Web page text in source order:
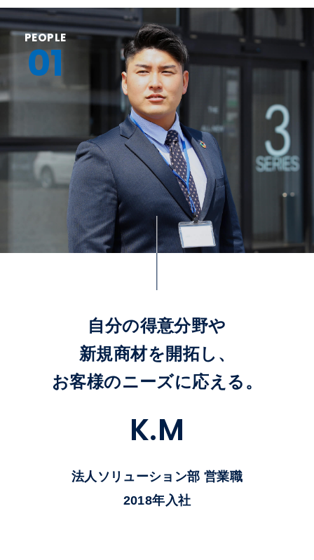
PEOPLE
01
自分の得意分野や
新規商材を開拓し、
お客様のニーズに応える。
K.M
法人ソリューション部 営業職
2018年入社